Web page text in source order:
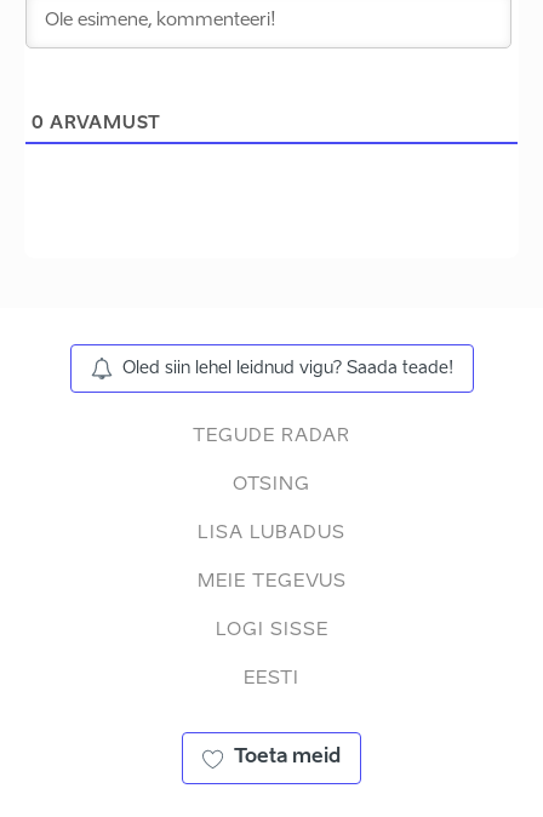
0 ARVAMUST
Oled siin lehel leidnud vigu? Saada teade!
TEGUDE RADAR
OTSING
LISA LUBADUS
MEIE TEGEVUS
LOGI SISSE
EESTI
Toeta meid